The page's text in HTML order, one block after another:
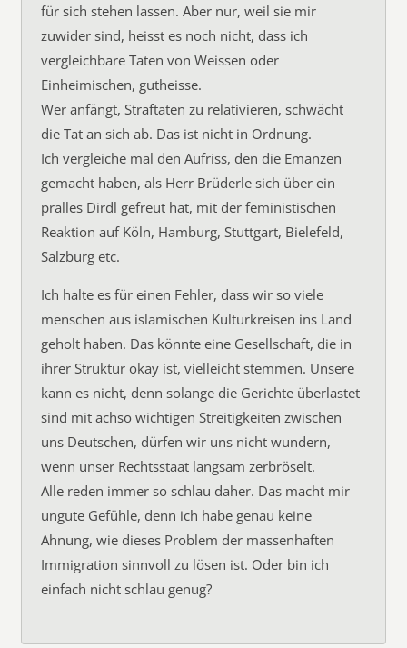
für sich stehen lassen. Aber nur, weil sie mir
zuwider sind, heisst es noch nicht, dass ich
vergleichbare Taten von Weissen oder
Einheimischen, gutheisse.
Wer anfängt, Straftaten zu relativieren, schwächt
die Tat an sich ab. Das ist nicht in Ordnung.
Ich vergleiche mal den Aufriss, den die Emanzen
gemacht haben, als Herr Brüderle sich über ein
pralles Dirdl gefreut hat, mit der feministischen
Reaktion auf Köln, Hamburg, Stuttgart, Bielefeld,
Salzburg etc.
Ich halte es für einen Fehler, dass wir so viele
menschen aus islamischen Kulturkreisen ins Land
geholt haben. Das könnte eine Gesellschaft, die in
ihrer Struktur okay ist, vielleicht stemmen. Unsere
kann es nicht, denn solange die Gerichte überlastet
sind mit achso wichtigen Streitigkeiten zwischen
uns Deutschen, dürfen wir uns nicht wundern,
wenn unser Rechtsstaat langsam zerbröselt.
Alle reden immer so schlau daher. Das macht mir
ungute Gefühle, denn ich habe genau keine
Ahnung, wie dieses Problem der massenhaften
Immigration sinnvoll zu lösen ist. Oder bin ich
einfach nicht schlau genug?